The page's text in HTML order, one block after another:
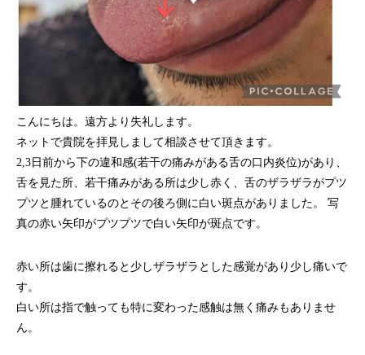
こんにちは。遠方より失礼します。
ネットで貴院を拝見しまして相談させて頂きます。
2,3日前から下の違和感(若干の痛みがある舌の口内炎位)があり、
舌を見た所、若干痛みがある所は少し赤く、舌のザラザラがプツ
プツと腫れているのとその後ろ側に白い斑点がありました。 写
真の赤い矢印がプツプツで白い矢印が斑点です。
赤い所は歯に擦れると少しザラザラとした感覚があり少し痛いで
す。
白い所は指で触っても特に変わった感触は無く痛みもありませ
ん。